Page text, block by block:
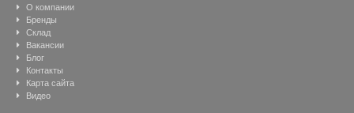
О компании
Бренды
Склад
Вакансии
Блог
Контакты
Карта сайта
Видео